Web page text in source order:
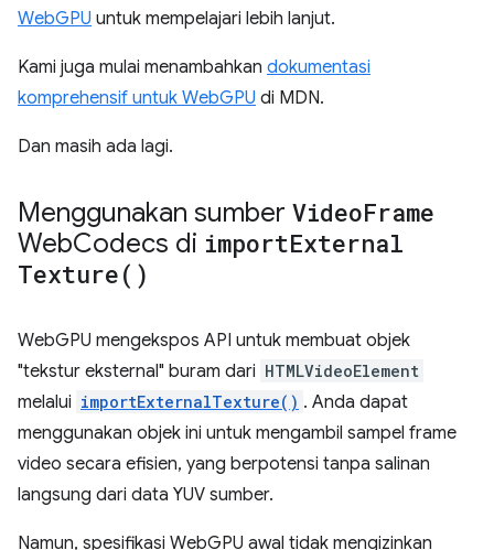
WebGPU untuk mempelajari lebih lanjut.
Kami juga mulai menambahkan dokumentasi
komprehensif untuk WebGPU di MDN.
Dan masih ada lagi.
Menggunakan sumber VideoFrame
WebCodecs di importExternal
Texture( )
WebGPU mengekspos API untuk membuat objek
"tekstur eksternal" buram dari HTMLVideoElement
melalui importExternalTexture() . Anda dapat
menggunakan objek ini untuk mengambil sampel frame
video secara efisien, yang berpotensi tanpa salinan
langsung dari data YUV sumber.
Namun, spesifikasi WebGPU awal tidak mengizinkan